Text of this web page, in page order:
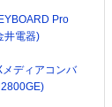
Pro
井電器)
ディアコンバ